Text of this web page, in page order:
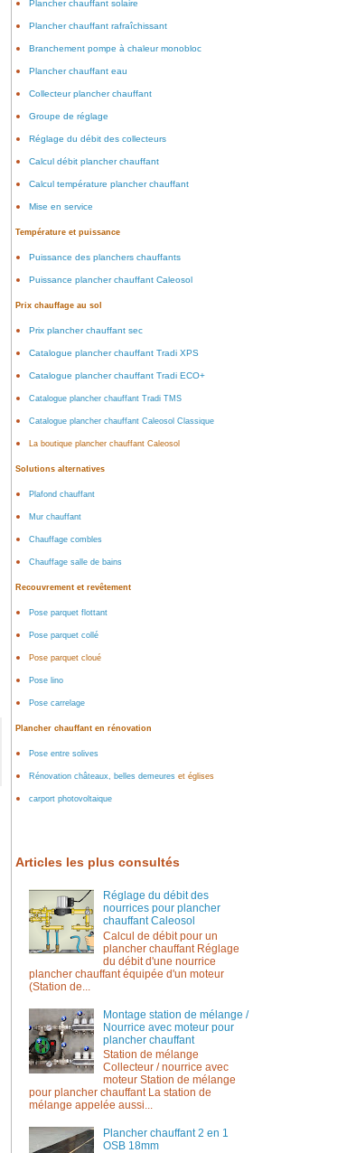
Plancher chauffant solaire
Plancher chauffant rafraîchissant
Branchement pompe à chaleur monobloc
Plancher chauffant eau
Collecteur plancher chauffant
Groupe de réglage
Réglage du débit des collecteurs
Calcul débit plancher chauffant
Calcul température plancher chauffant
Mise en service
Température et puissance
Puissance des planchers chauffants
Puissance plancher chauffant Caleosol
Prix chauffage au sol
Prix plancher chauffant sec
Catalogue plancher chauffant Tradi XPS
Catalogue plancher chauffant Tradi ECO+
Catalogue plancher chauffant Tradi TMS
Catalogue plancher chauffant Caleosol Classique
La boutique plancher chauffant Caleosol
Solutions alternatives
Plafond chauffant
Mur chauffant
Chauffage combles
Chauffage salle de bains
Recouvrement et revêtement
Pose parquet flottant
Pose parquet collé
Pose parquet cloué
Pose lino
Pose carrelage
Plancher chauffant en rénovation
Pose entre solives
Rénovation châteaux, belles demeures et églises
carport photovoltaique
Articles les plus consultés
Réglage du débit des
nourrices pour plancher
chauffant Caleosol
Calcul de débit pour un
plancher chauffant Réglage
du débit d'une nourrice
plancher chauffant équipée d'un moteur
(Station de...
Montage station de mélange /
Nourrice avec moteur pour
plancher chauffant
Station de mélange
Collecteur / nourrice avec
moteur Station de mélange
pour plancher chauffant La station de
mélange appelée aussi...
Plancher chauffant 2 en 1
OSB 18mm